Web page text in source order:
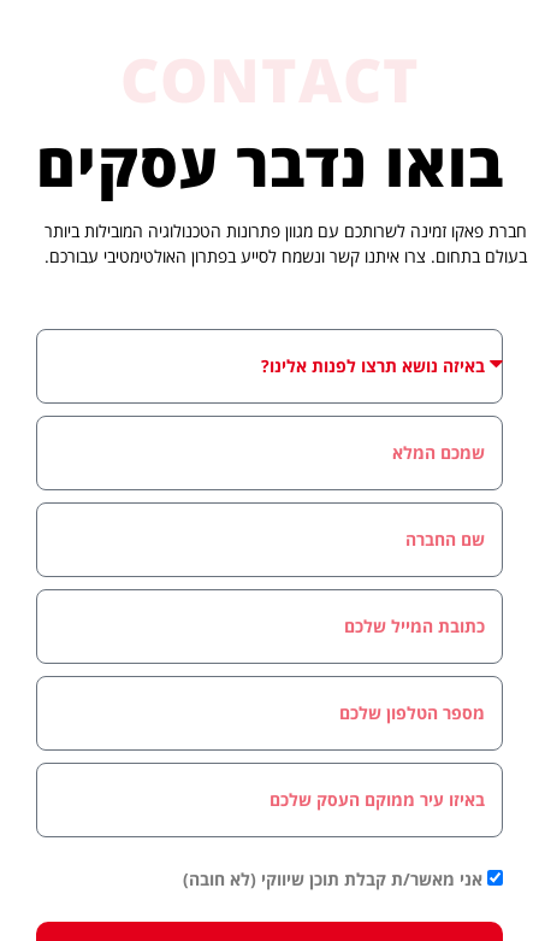
בואו נדבר עסקים
חברת פאקו זמינה לשרותכם עם מגוון פתרונות הטכנולוגיה המובילות ביותר
בעולם בתחום. צרו איתנו קשר ונשמח לסייע בפתרון האולטימטיבי עבורכם.
אני מאשר/ת קבלת תוכן שיווקי (לא חובה)